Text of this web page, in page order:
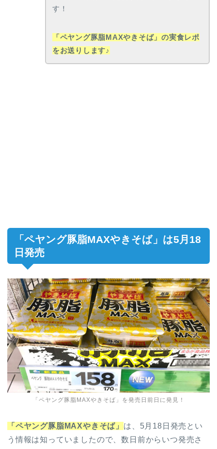
す！
「ペヤング豚脂MAXやきそば」の実食レポ
をお送りします♪
「ペヤング豚脂MAXやきそば」は5月18
日発売
「ペヤング豚脂MAXやきそば」を発売日前日に発見！
「ペヤング豚脂MAXやきそば」 は、5月18日発売とい
う情報は知っていましたので、数日前からいつ発売さ